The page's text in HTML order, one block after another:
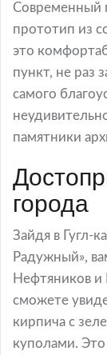
Современный
прототип из
это
пункт, не раз
самого
памятники
города
Зайдя в Гугл-
Радужный»,
Нефтяников и
сможете
кирпича с
куполами.